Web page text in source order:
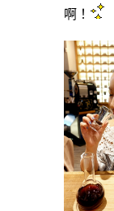
啊！